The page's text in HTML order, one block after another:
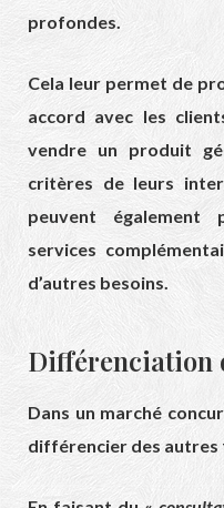
profondes.
Cela leur permet de
accord avec les
vendre un produit
critères de leurs
peuvent
services
d’autres besoins.
Différenciation
Dans un marché
différencier des autres